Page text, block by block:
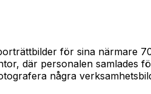
för sina närmare
där personalen
några